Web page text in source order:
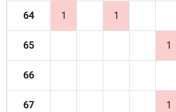
64 1 1
65 1
66
67 1